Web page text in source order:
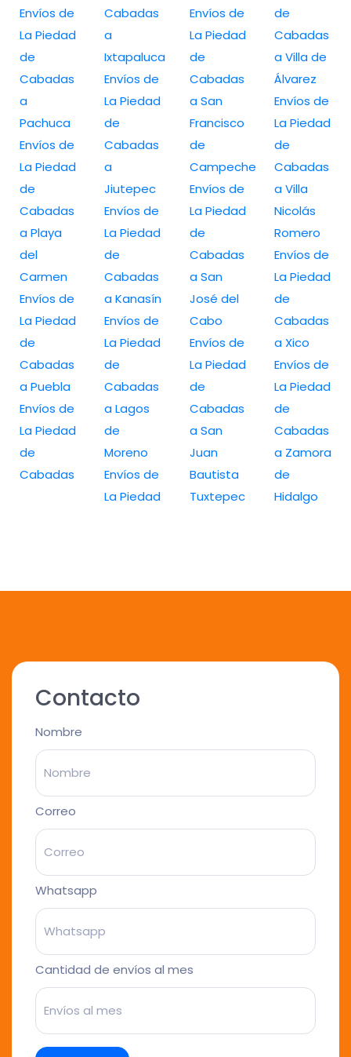
Envíos de
La Piedad
de
Cabadas
a
Pachuca
Envíos de
La Piedad
de
Cabadas
a Playa
del
Carmen
Envíos de
La Piedad
de
Cabadas
a Puebla
Envíos de
La Piedad
de
Cabadas
Cabadas
a
Ixtapaluca
Envíos de
La Piedad
de
Cabadas
a
Jiutepec
Envíos de
La Piedad
de
Cabadas
a Kanasín
Envíos de
La Piedad
de
Cabadas
a Lagos
de
Moreno
Envíos de
La Piedad
Envíos de
La Piedad
de
Cabadas
a San
Francisco
de
Campeche
Envíos de
La Piedad
de
Cabadas
a San
José del
Cabo
Envíos de
La Piedad
de
Cabadas
a San
Juan
Bautista
Tuxtepec
de
Cabadas
a Villa de
Álvarez
Envíos de
La Piedad
de
Cabadas
a Villa
Nicolás
Romero
Envíos de
La Piedad
de
Cabadas
a Xico
Envíos de
La Piedad
de
Cabadas
a Zamora
de
Hidalgo
Contacto
Nombre
Correo
Whatsapp
Cantidad de envíos al mes